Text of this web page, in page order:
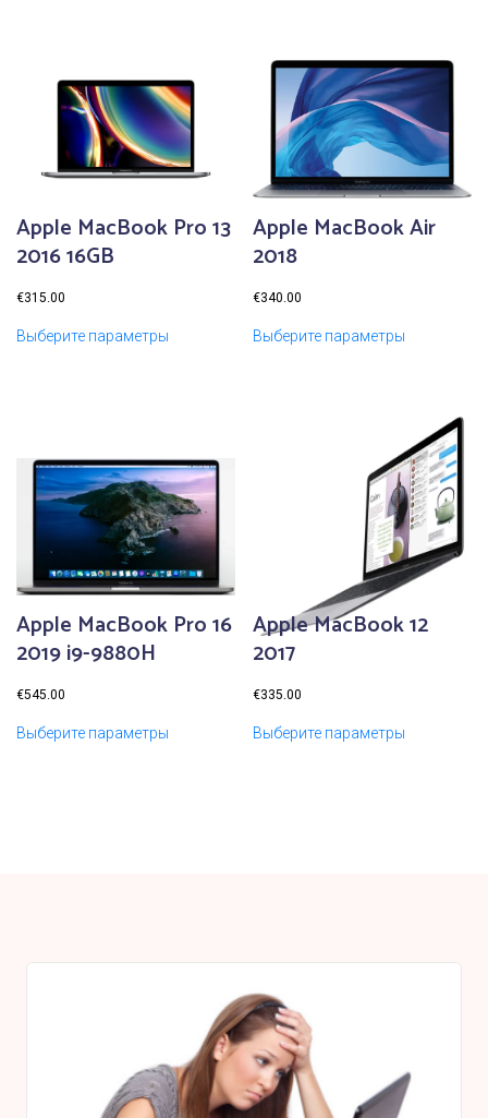
Apple MacBook Pro 13
2016 16GB
€315.00
Выберите параметры
Apple MacBook Air
2018
€340.00
Выберите параметры
Apple MacBook Pro 16
2019 i9-9880H
€545.00
Выберите параметры
Apple MacBook 12
2017
€335.00
Выберите параметры